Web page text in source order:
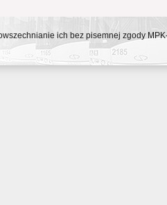
ich bez pisemnej zgody